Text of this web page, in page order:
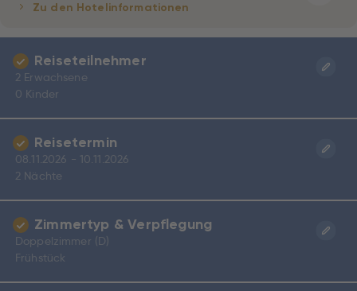
Zu den Hotelinformationen
Reiseteilnehmer
2 Erwachsene
0 Kinder
Reisetermin
08.11.2026 - 10.11.2026
2 Nächte
Zimmertyp & Verpflegung
Doppelzimmer (D)
Frühstück